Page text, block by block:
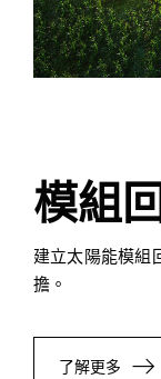
模組
建立太陽能模組
擔。
了解更多